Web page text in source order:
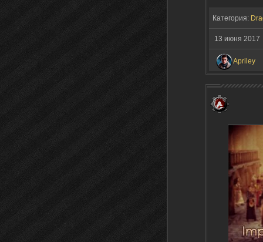
Категория:
13 июня 2017
Apriley